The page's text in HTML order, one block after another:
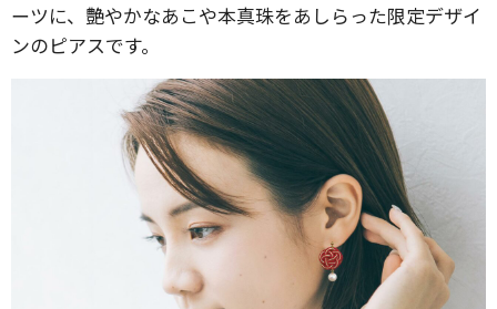
ーツに、艶やかなあこや本真珠をあしらった限定デザイ
ンのピアスです。